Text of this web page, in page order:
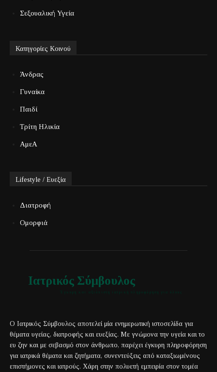
Σεξουαλική Υγεία
Κατηγορίες Κοινού
Άνδρας
Γυναίκα
Παιδί
Τρίτη Ηλικία
ΑμεΑ
Lifestyle / Ευεξία
Διατροφή
Ομορφιά
Ιατρικός Σύμβουλος
Ο Ιατρικός Σύμβουλος αποτελεί μία ενημερωτική ιστοσελίδα για
θέματα υγείας, διατροφής και ευεξίας. Με γνώμονα την υγεία και το
ευ ζην και με σεβασμό στον άνθρωπο, παρέχει έγκυρη πληροφόρηση
για ιατρικά θέματα και ζητήματα, συνεντεύξεις από καταξιωμένους
επιστήμονες και ιατρούς. Χάρη στην πολυετή εμπειρία στον τομέα